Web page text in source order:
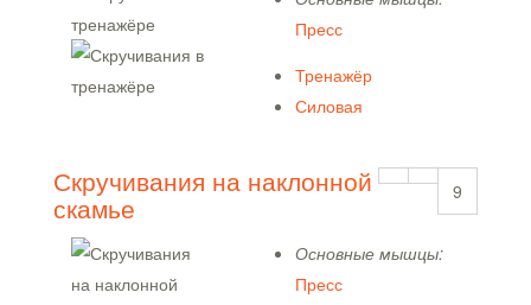
Пресс
Тренажёр
Силовая
9
Скручивания на наклонной
скамье
Основные мышцы:
Пресс